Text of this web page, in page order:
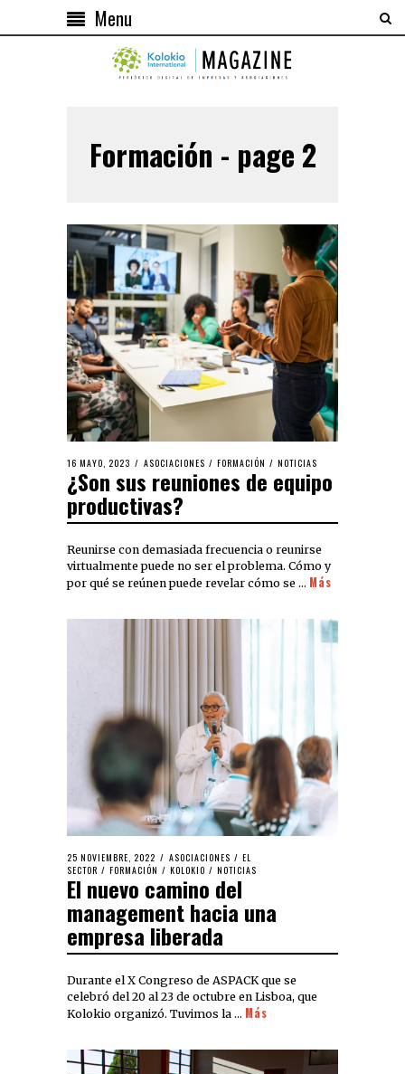
Menu
Formación - page 2
16 MAYO, 2023 ASOCIACIONES / FORMACIÓN / NOTICIAS
¿Son sus reuniones de equipo
productivas?
Reunirse con demasiada frecuencia o reunirse
virtualmente puede no ser el problema. Cómo y
por qué se reúnen puede revelar cómo se … Más
25 NOVIEMBRE, 2022 ASOCIACIONES / EL
SECTOR / FORMACIÓN / KOLOKIO / NOTICIAS
El nuevo camino del
management hacia una
empresa liberada
Durante el X Congreso de ASPACK que se
celebró del 20 al 23 de octubre en Lisboa, que
Kolokio organizó. Tuvimos la … Más